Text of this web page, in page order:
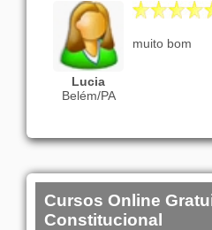
Lucia
Belém/PA
muito bom
Cursos Online
Constitucional